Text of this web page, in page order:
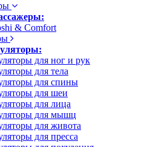
& Comfort
для ног и рук
для тела
для спины
для шеи
для лица
для мышц
для живота
для пресса